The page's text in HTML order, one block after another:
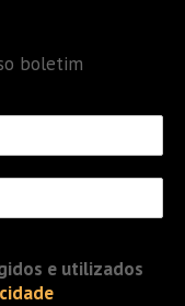
boletim
e utilizados